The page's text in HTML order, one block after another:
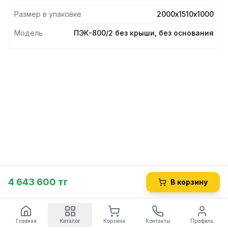
Размер в упаковке 2000х1510х1000
Модель ПЭК-800/2 без крыши, без основания
4 643 600 тг В корзину
Главная Каталог Корзина Контакты Профиль